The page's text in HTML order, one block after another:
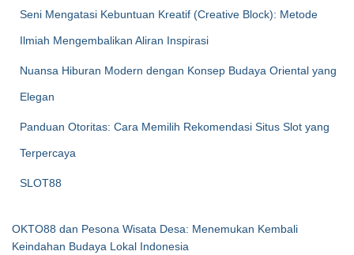
Seni Mengatasi Kebuntuan Kreatif (Creative Block): Metode
Ilmiah Mengembalikan Aliran Inspirasi
Nuansa Hiburan Modern dengan Konsep Budaya Oriental yang
Elegan
Panduan Otoritas: Cara Memilih Rekomendasi Situs Slot yang
Terpercaya
SLOT88
OKTO88 dan Pesona Wisata Desa: Menemukan Kembali
Keindahan Budaya Lokal Indonesia